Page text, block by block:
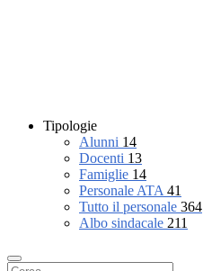
Tipologie
Alunni 14
Docenti 13
Famiglie 14
Personale ATA 41
Tutto il personale 364
Albo sindacale 211